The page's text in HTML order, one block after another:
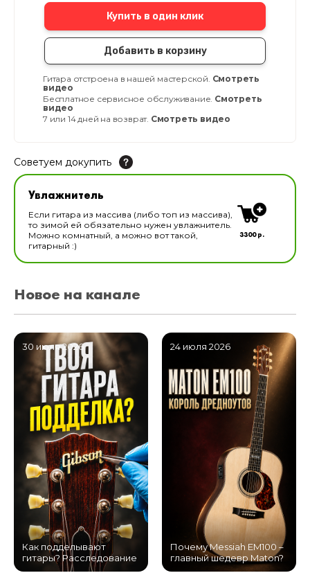
Купить в один клик
Добавить в корзину
Гитара отстроена в нашей мастерской. Смотреть
видео
Бесплатное сервисное обслуживание. Смотреть
видео
7 или 14 дней на возврат. Смотреть видео
Советуем докупить
Увлажнитель для музыкальных инструментов
В наличии
Увлажнитель
Если гитара из массива (либо топ из массива),
то зимой ей обязательно нужен увлажнитель.
Можно комнатный, а можно вот такой,
гитарный :)
3300 р.
Новое на канале
30 июля 2026
Как подделывают
гитары? Расследование
24 июля 2026
Почему Messiah EM100 –
главный шедевр Maton?